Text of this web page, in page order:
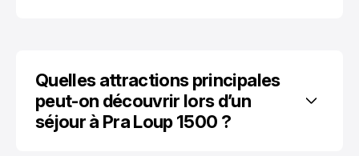
Quelles attractions principales
peut-on découvrir lors d’un
séjour à Pra Loup 1500 ?